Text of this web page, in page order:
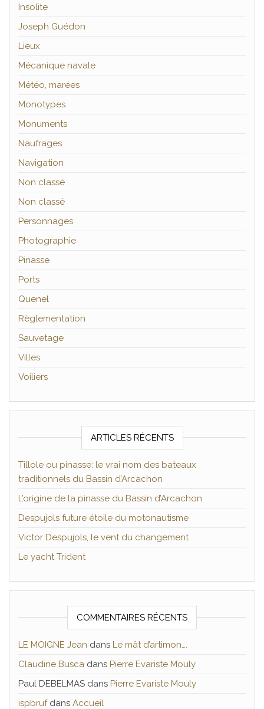
Insolite
Joseph Guédon
Lieux
Mécanique navale
Météo, marées
Monotypes
Monuments
Naufrages
Navigation
Non classé
Non classé
Personnages
Photographie
Pinasse
Ports
Quenel
Règlementation
Sauvetage
Villes
Voiliers
ARTICLES RÉCENTS
Tillole ou pinasse: le vrai nom des bateaux
traditionnels du Bassin d’Arcachon
L’origine de la pinasse du Bassin d’Arcachon
Despujols future étoile du motonautisme
Victor Despujols, le vent du changement
Le yacht Trident
COMMENTAIRES RÉCENTS
LE MOIGNE Jean dans Le mât d’artimon….
Claudine Busca dans Pierre Evariste Mouly
Paul DEBELMAS dans Pierre Evariste Mouly
ispbrufdans Accueil